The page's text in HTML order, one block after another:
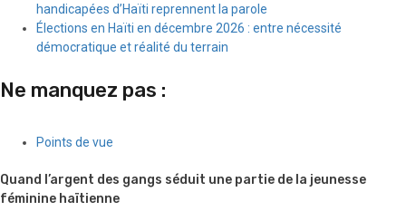
handicapées d’Haïti reprennent la parole
Élections en Haïti en décembre 2026 : entre nécessité
démocratique et réalité du terrain
Ne manquez pas :
Points de vue
Quand l’argent des gangs séduit une partie de la jeunesse
féminine haïtienne